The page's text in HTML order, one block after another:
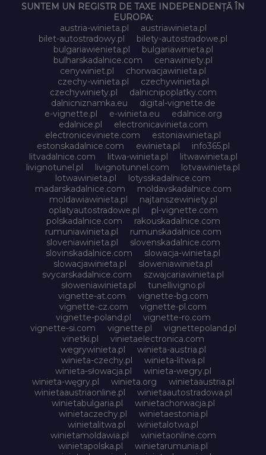
SUNTEM UN REGISTR DE TAXE INDEPENDENȚĂ ÎN
EUROPA:
austria-winieta.pl
austriawinieta.pl
bilet-autostradowy.pl
bilety-autostradowe.pl
bulgariawienieta.pl
bulgariawinieta.pl
bulharskadalnice.com
cenawiniety.pl
cenywiniet.pl
chorwacjawinieta.pl
czechy-winieta.pl
czechywinieta.pl
czechywiniety.pl
dalnicnipoplatky.com
dalnicniznamka.eu
digital-vignette.de
e-vignette.pl
e-winieta.eu
edalnice.org
edalnice.pl
electronicavinieta.com
electroniceviniete.com
estoniawinieta.pl
estonskadalnice.com
ewinieta.pl
info365.pl
litvadalnice.com
litwa-winieta.pl
litwawinieta.pl
livignotunel.pl
livignotunnel.com
lotvawinieta.pl
lotwawinieta.pl
lotysskadalnice.com
madarskadalnice.com
moldavskadalnice.com
moldawiawinieta.pl
najtanszewiniety.pl
oplatyautostradowe.pl
pl-vignette.com
polskadalnice.com
rakouskadalnice.com
rumuniawinieta.pl
rumunskadalnice.com
sloveniawinieta.pl
slovenskadalnice.com
slovinskadalnice.com
slowacja-winieta.pl
slowacjawinieta.pl
sloweniawinieta.pl
svycarskadalnice.com
szwajcariawinieta.pl
słoweniawinieta.pl
tunellivigno.pl
vignette-at.com
vignette-bg.com
vignette-cz.com
vignette-pl.com
vignette-poland.pl
vignette-ro.com
vignette-si.com
vignette.pl
vignettepoland.pl
vinetki.pl
vinietaelectronica.com
wegrywinieta.pl
winieta-austria.pl
winieta-czechy.pl
winieta-litwa.pl
winieta-słowacja.pl
winieta-wegry.pl
winieta-węgry.pl
winieta.org
winietaaustria.pl
winietaaustriaonline.pl
winietaautostradowa.pl
winietabulgaria.pl
winietachorwacja.pl
winietaczechy.pl
winietaestonia.pl
winietalitwa.pl
winietalotwa.pl
winietamoldawia.pl
winietaonline.com
winietapolska.pl
winietarumunia.pl